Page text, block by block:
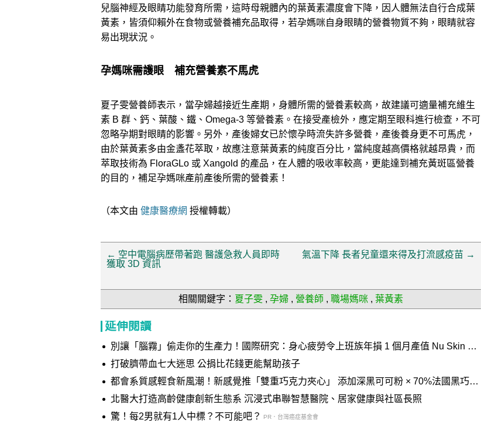
兒腦神經及眼睛功能發育所需，這時母親體內的葉黃素濃度會下降，因人體無法自行合成葉
黃素，皆須仰賴外在食物或營養補充品取得，若孕媽咪自身眼睛的營養物質不夠，眼睛就容
易出現狀況。
孕媽咪需護眼 補充營養素不馬虎
夏子雯營養師表示，當孕婦越接近生產期，身體所需的營養素較高，故建議可適量補充維生
素 B 群、鈣、葉酸、鐵、Omega-3 等營養素。在接受產檢外，應定期至眼科進行檢查，不可
忽略孕期對眼睛的影響。另外，產後婦女已於懷孕時流失許多營養，產後養身更不可馬虎，
由於葉黃素多由金盞花萃取，故應注意葉黃素的純度百分比，當純度越高價格就越昂貴，而
萃取技術為 FloraGLo 或 Xangold 的產品，在人體的吸收率較高，更能達到補充黃斑區營養
的目的，補足孕媽咪產前產後所需的營養素！
（本文由 健康醫療網 授權轉載）
← 空中電腦病歷帶著跑 醫護急救人員即時
獲取 3D 資訊
氣溫下降 長者兒童還來得及打流感疫苗 →
相關關鍵字： 夏子雯 , 孕婦 , 營養師 , 職場媽咪 , 葉黃素
延伸閱讀
別讓「腦霧」偷走你的生產力！國際研究：身心疲勞令上班族年損 1 個月產值 Nu Skin 推
MyND360 效率膠囊與憶力軟膠囊，啟動「效率、憶力」雙重守護
打破臍帶血七大迷思 公捐比花錢更能幫助孩子
都會系質感輕食新風潮！新感覺推「雙重巧克力夾心」 添加深黑可可粉 × 70%法國黑巧交
織 打造多層次味蕾體驗
北醫大打造高齡健康創新生態系 沉浸式串聯智慧醫院、居家健康與社區長照
驚！每2男就有1人中標？不可能吧？
PR．台灣癌症基金會